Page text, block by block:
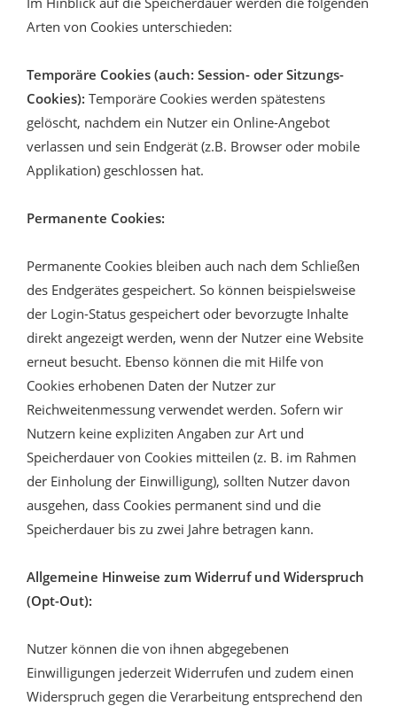
Arten von Cookies unterschieden:
Temporäre Cookies (auch: Session- oder Sitzungs-
Cookies): Temporäre Cookies werden spätestens
gelöscht, nachdem ein Nutzer ein Online-Angebot
verlassen und sein Endgerät (z.B. Browser oder mobile
Applikation) geschlossen hat.
Permanente Cookies:
Permanente Cookies bleiben auch nach dem Schließen
des Endgerätes gespeichert. So können beispielsweise
der Login-Status gespeichert oder bevorzugte Inhalte
direkt angezeigt werden, wenn der Nutzer eine Website
erneut besucht. Ebenso können die mit Hilfe von
Cookies erhobenen Daten der Nutzer zur
Reichweitenmessung verwendet werden. Sofern wir
Nutzern keine expliziten Angaben zur Art und
Speicherdauer von Cookies mitteilen (z. B. im Rahmen
der Einholung der Einwilligung), sollten Nutzer davon
ausgehen, dass Cookies permanent sind und die
Speicherdauer bis zu zwei Jahre betragen kann.
Allgemeine Hinweise zum Widerruf und Widerspruch
(Opt-Out):
Nutzer können die von ihnen abgegebenen
Einwilligungen jederzeit Widerrufen und zudem einen
Widerspruch gegen die Verarbeitung entsprechend den